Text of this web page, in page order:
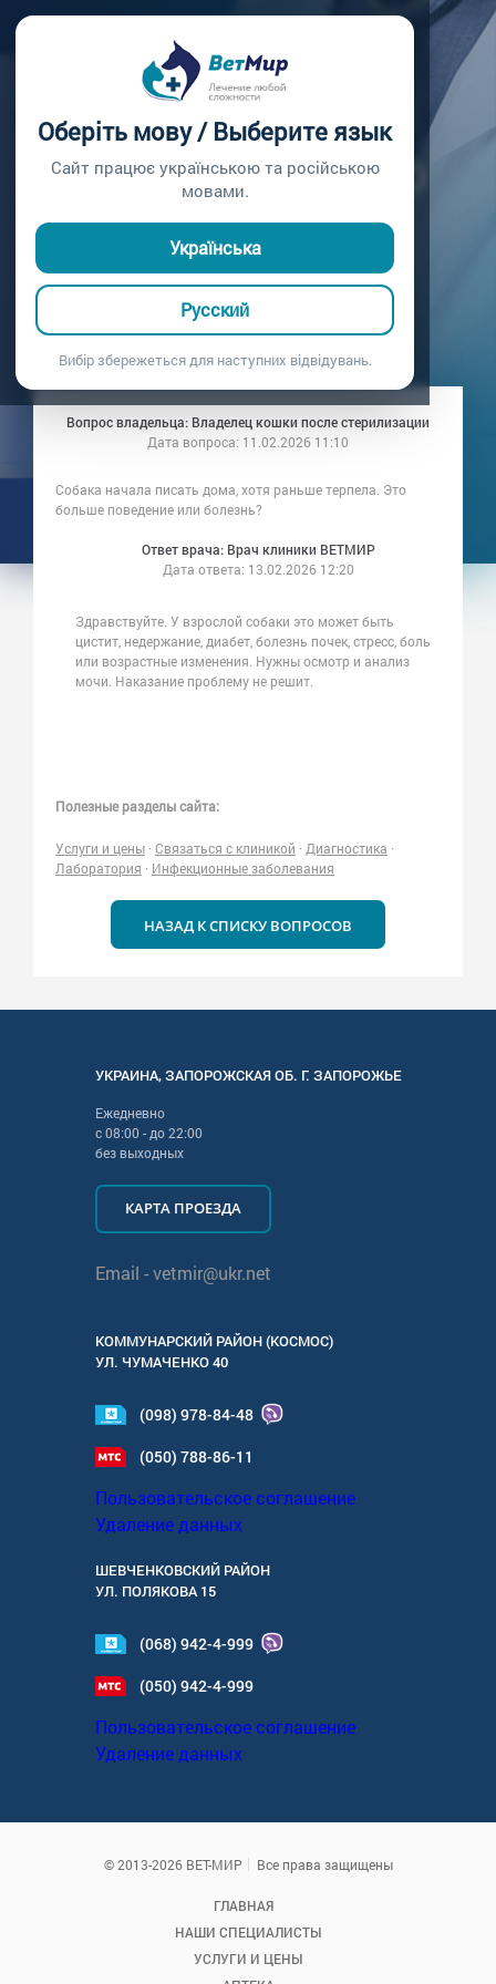
Оберіть мову / Выберите язык
Сайт працює українською та російською
мовами.
Українська
Русский
Вибір збережеться для наступних відвідувань.
Вопросы врачу /
СОБАКА СТАЛА
ПИСАТЬ ДОМА: ЭТО
ПОВЕДЕНИЕ ИЛИ
БОЛЕЗНЬ?
Вопрос владельца: Владелец кошки после стерилизации
Дата вопроса: 11.02.2026 11:10
Собака начала писать дома, хотя раньше терпела. Это
больше поведение или болезнь?
Ответ врача: Врач клиники ВЕТМИР
Дата ответа: 13.02.2026 12:20
Здравствуйте. У взрослой собаки это может быть
цистит, недержание, диабет, болезнь почек, стресс, боль
или возрастные изменения. Нужны осмотр и анализ
мочи. Наказание проблему не решит.
Полезные разделы сайта:
Услуги и цены · Связаться с клиникой · Диагностика ·
Лаборатория · Инфекционные заболевания
НАЗАД К СПИСКУ ВОПРОСОВ
УКРАИНА,ЗАПОРОЖСКАЯОБ. Г. ЗАПОРОЖЬЕ
Ежедневно
с08:00 - до22:00
без выходных
КАРТА ПРОЕЗДА
Email -vetmir@ukr.net
КОММУНАРСКИЙ РАЙОН (КОСМОС)
УЛ. ЧУМАЧЕНКО 40
(098) 978-84-48
(050) 788-86-11
Пользовательское соглашение
Удаление данных
ШЕВЧЕНКОВСКИЙ РАЙОН
УЛ. ПОЛЯКОВА 15
(068) 942-4-999
(050) 942-4-999
Пользовательское соглашение
Удаление данных
© 2013-2026 ВЕТ-МИР Все права защищены
ГЛАВНАЯ
НАШИ СПЕЦИАЛИСТЫ
УСЛУГИ И ЦЕНЫ